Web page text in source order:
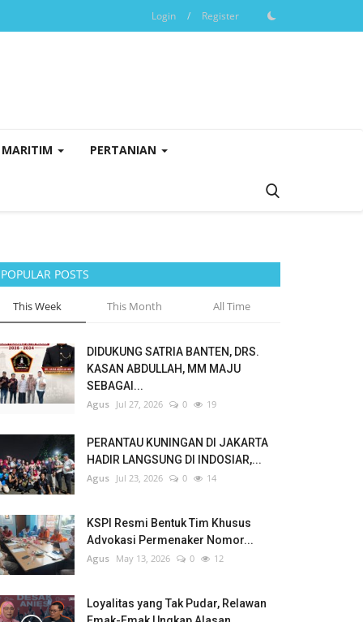
Login / Register
MARITIM PERTANIAN
POPULAR POSTS
This Week This Month All Time
DIDUKUNG SATRIA BANTEN, DRS.
KASAN ABDULLAH, MM MAJU
SEBAGAI...
Agus Jul 27, 2026 0 19
PERANTAU KUNINGAN DI JAKARTA
HADIR LANGSUNG DI INDOSIAR,...
Agus Jul 23, 2026 0 14
KSPI Resmi Bentuk Tim Khusus
Advokasi Permenaker Nomor...
Agus May 13, 2026 0 12
Loyalitas yang Tak Pudar, Relawan